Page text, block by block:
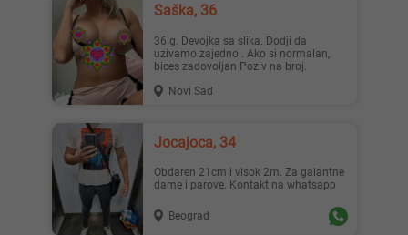
Saška, 36
36 g. Devojka sa slika. Dodji da
uzivamo zajedno.. Ako si normalan,
bices zadovoljan Poziv na broj.
Novi Sad
Jocajoca, 34
Obdaren 21cm i visok 2m. Za galantne
dame i parove. Kontakt na whatsapp
Beograd